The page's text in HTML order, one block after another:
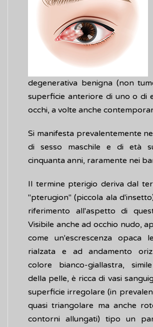
degenerativa benigna (non
superficie anteriore di uno o di
occhi, a volte anche
Si manifesta prevalentemente
di sesso maschile e di età
cinquanta anni, raramente nei
Il termine pterigio deriva dal
"pterugion" (piccola ala
riferimento all'aspetto di
Visibile anche ad occhio nudo,
come un'escrescenza opaca
rialzata e ad andamento
colore bianco-giallastra,
della pelle, è ricca di vasi
superficie irregolare (in
quasi triangolare ma anche
contorni allungati) tipo un